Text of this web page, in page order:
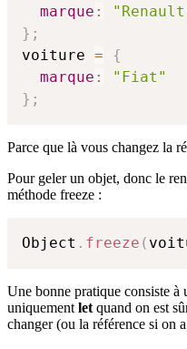
marque :
} ;
voiture =
{
marque :
"Fiat"
} ;
Parce que là vous changez la
Pour geler ‌un objet, donc le
méthode freeze :
Object . freeze (
Une bonne pratique consiste à
uniquement let quand on est
changer (ou la référence si on